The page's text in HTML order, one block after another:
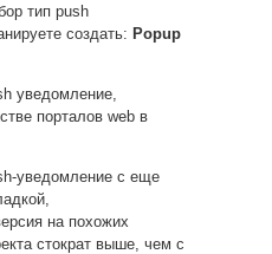
тип push
создать: Popup
уведомление,
порталов web в
уведомление с еще
на похожих
стократ выше, чем с